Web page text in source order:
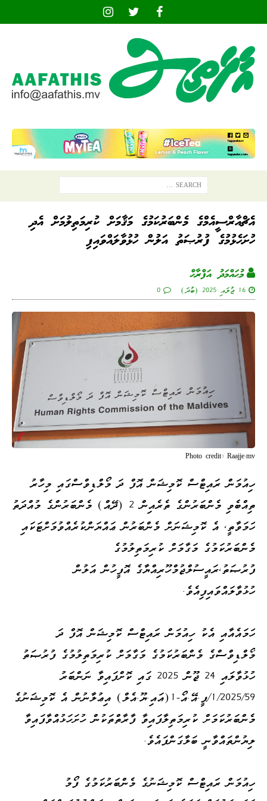
އެޗްއާރްސީއެމްގެ މެންބަރުކަމުގެ މަޤާމަށް ކުރިމަތިލުމަށް އެދި
ހުށަހެޅުމުގެ ފުރުޞަތު އަލުން ހުޅުވާލައްވައިފި
މުޙައްމަދު އަފްރާޙް
16 ޖުލައި 2025 (ބުދަ) 0
Photo credit: Raajje.mv
ހިއުމަން ރައިޓްސް ކޮމިޝަން އޮފް ދަ މޯލްޑިވްސްގައި މިހާރު
ތިއްބެވި މެންބަރުންގެ ތެރެއިން 2 (ދޭއް) މެންބަރުންގެ މުއްދަތު
ހަމަވާތީ، އެ ކޮމިޝަނަށް މެންބަރުން ޢައްޔަންކުރެއްވުމަށްޓަކައި
މެންބަރުކަމުގެ މަގާމަށް ކުރިމަތިލުމުގެ
ފުރުޞަތު،ރައީސުލްޖުމްހޫރިއްޔާގެ އޮފީހުން އަލުން
ހުޅުވާލައްވައިފިއެވެ.
ހަމައެއާއި އެކު ހިއުމަން ރައިޓްސް ކޮމިޝަން އޮފް ދަ
މޯލްޑިވްސްގެ މެންބަރުކަމުގެ މަގާމަށް ކުރިމަތިލުމުގެ ފުރުޞަތު
ހުޅުވާލައި 24 ޖޫން 2025 ގައި ކޮށްފައިވާ ނަންބަރު
1/2025/59/ޕީ.އޭ.އޯ-1(އައި.ޔޫ.އެލް) އިޢުލާނުން އެ ކޮމިޝަނުގެ
މެންބަރުކަމަށް ކުރިމަތިލާފައިވާ ފާރާތްތަކުން ހުށަހަޅުއްވާފައިވާ
ލިޔުންތައްވާނީ ބަލާގަންފައެވެ.
ހިއުމަން ރައިޓްސް ކޮމިޝަނުގެ މެންބަރުކަމުގެ ފޯމު